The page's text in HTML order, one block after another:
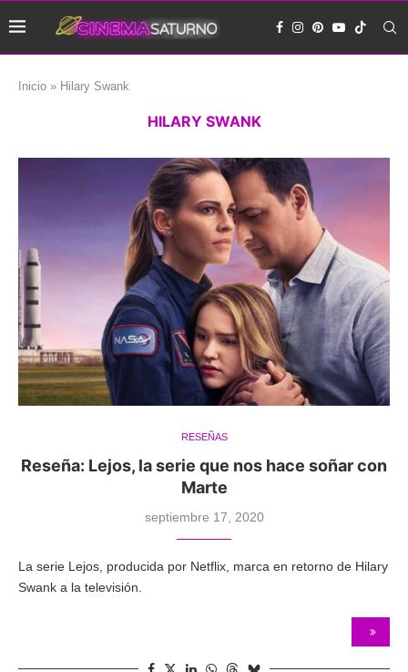
Inicio » Hilary Swank
HILARY SWANK
RESEÑAS
Reseña: Lejos, la serie que nos hace soñar con
Marte
septiembre 17, 2020
La serie Lejos, producida por Netflix, marca en retorno de Hilary
Swank a la televisión.